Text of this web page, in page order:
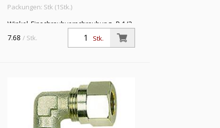
Packungen: Stk (1Stk.)
Winkel-Einschraubverschraubung, R 1/2
a., Rohr-Außen-Ø 12 mm, SW 15,
Betriebsdruck max. 60 bar, Temperatur
Stk.
7.68 / Stk.